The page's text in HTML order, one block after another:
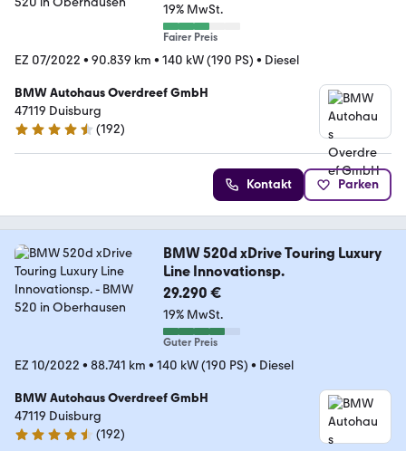
19% MwSt.
Fairer Preis
EZ 07/2022 • 90.839 km • 140 kW (190 PS) • Diesel
BMW Autohaus Overdreef GmbH
47119 Duisburg
4.4 Sterne
(192)
Kontakt Parken
BMW 520d xDrive Touring Luxury
Line Innovationsp.
29.290 €
19% MwSt.
Guter Preis
EZ 10/2022 • 88.741 km • 140 kW (190 PS) • Diesel
BMW Autohaus Overdreef GmbH
47119 Duisburg
4.4 Sterne
(192)